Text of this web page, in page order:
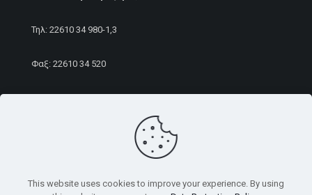
Τηλ: 22610 34 980-1,3
Φαξ: 22610 34 520
This website uses cookies to improve your experience. By using